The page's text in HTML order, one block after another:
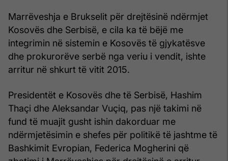
Marrëveshja e Brukselit për drejtësinë ndërmjet
Kosovës dhe Serbisë, e cila ka të bëjë me
integrimin në sistemin e Kosovës të gjykatësve
dhe prokurorëve serbë nga veriu i vendit, ishte
arritur në shkurt të vitit 2015.
Presidentët e Kosovës dhe të Serbisë, Hashim
Thaçi dhe Aleksandar Vuçiq, pas një takimi në
fund të muajit gusht ishin dakorduar me
ndërmjetësimin e shefes për politikë të jashtme të
Bashkimit Evropian, Federica Mogherini që